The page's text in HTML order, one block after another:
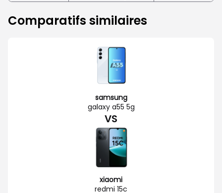
Comparatifs similaires
samsung
galaxy a55 5g
VS
xiaomi
redmi 15c